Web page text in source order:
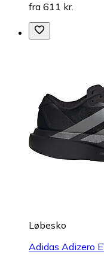
fra 611 kr.
Løbesko
Adidas Adizero